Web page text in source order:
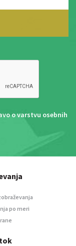
o varstvu osebnih
po meri